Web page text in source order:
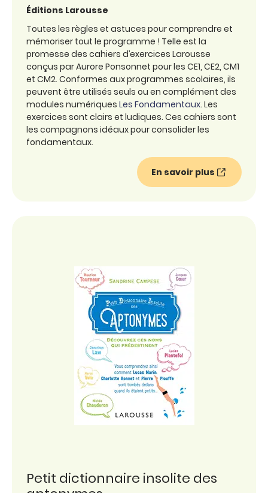
Éditions Larousse
Toutes les règles et astuces pour comprendre et
mémoriser tout le programme ! Telle est la
promesse des cahiers d’exercices Larousse
conçus par Aurore Ponsonnet pour les CE1, CE2, CM1
et CM2. Conformes aux programmes scolaires, ils
peuvent être utilisés seuls ou en complément des
modules numériques Les Fondamentaux. Les
exercices sont clairs et ludiques. Ces cahiers sont
les compagnons idéaux pour consolider les
fondamentaux.
En savoir plus
Petit dictionnaire insolite des